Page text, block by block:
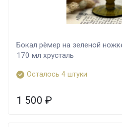
Бокал рёмер на зеленой
170 мл хрусталь
Осталось 4 штуки
1 500 ₽